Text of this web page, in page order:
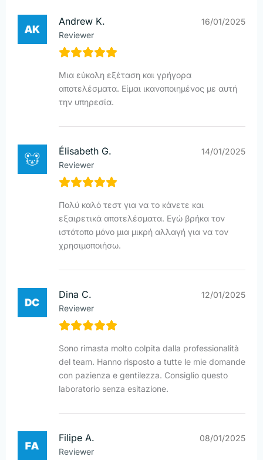
Andrew K.
Reviewer
16/01/2025
Μια εύκολη εξέταση και γρήγορα
αποτελέσματα. Είμαι ικανοποιημένος με αυτή
την υπηρεσία.
Élisabeth G.
Reviewer
14/01/2025
Πολύ καλό τεστ για να το κάνετε και
εξαιρετικά αποτελέσματα. Εγώ βρήκα τον
ιστότοπο μόνο μια μικρή αλλαγή για να τον
χρησιμοποιήσω.
Dina C.
Reviewer
12/01/2025
Sono rimasta molto colpita dalla professionalità
del team. Hanno risposto a tutte le mie domande
con pazienza e gentilezza. Consiglio questo
laboratorio senza esitazione.
Filipe A.
Reviewer
08/01/2025